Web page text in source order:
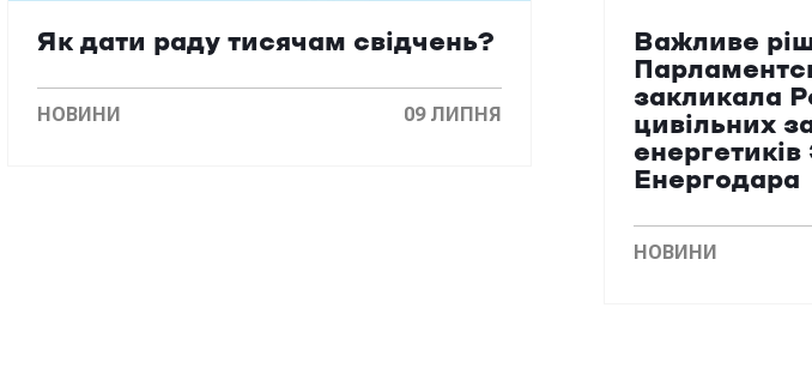
Як дати раду тисячам свідчень?
НОВИНИ 09 ЛИПНЯ
Важливе
закликала
цивільних
Енергодара
НОВИНИ